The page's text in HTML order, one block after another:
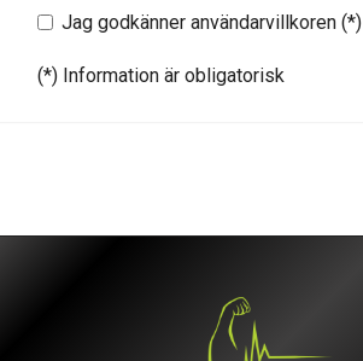
Jag godkänner användarvillkoren (*)
(*) Information är obligatorisk